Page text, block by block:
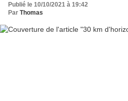
Publié le 10/10/2021 à 19:42
Par Thomas